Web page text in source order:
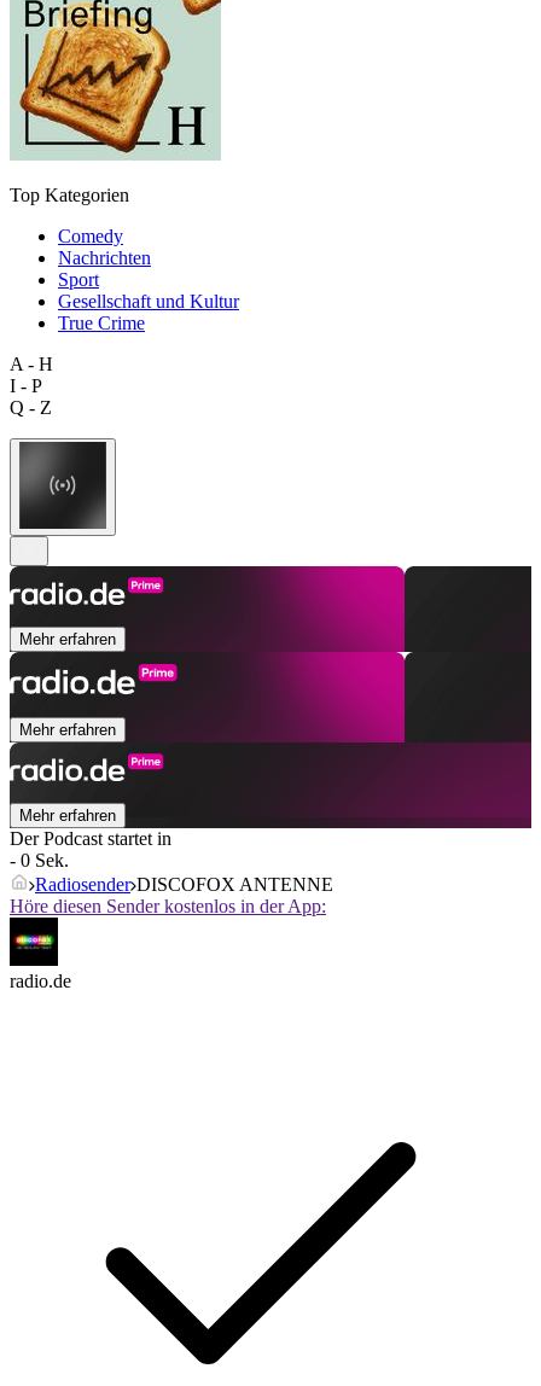
Top Kategorien
Comedy
Nachrichten
Sport
Gesellschaft und Kultur
True Crime
A - H
I - P
Q - Z
Mehr erfahren
Mehr erfahren
Mehr erfahren
Der Podcast startet in
- 0 Sek.
Radiosender DISCOFOX ANTENNE
Höre diesen Sender kostenlos in der App:
radio.de